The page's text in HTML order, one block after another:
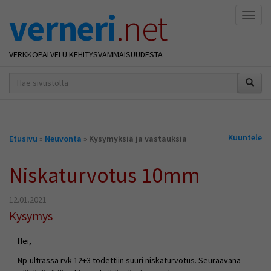
verneri.net
VERKKOPALVELU KEHITYSVAMMAISUUDESTA
hakusana(t)
Olet
Etusivu » Neuvonta » Kysymyksiä ja vastauksia Kuuntele
Niskaturvotus 10mm
12.01.2021
Kysymys
Hei,
Np-ultrassa rvk 12+3 todettiin suuri niskaturvotus. Seuraavana